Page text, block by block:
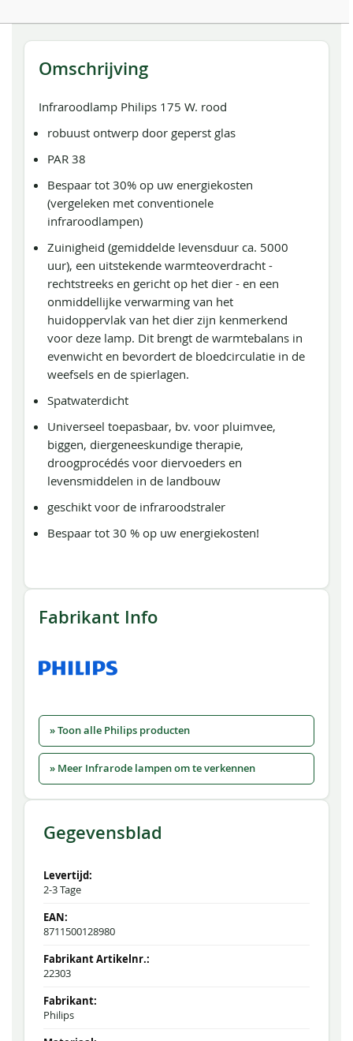
Omschrijving
Infraroodlamp Philips 175 W. rood
robuust ontwerp door geperst glas
PAR 38
Bespaar tot 30% op uw energiekosten
(vergeleken met conventionele
infraroodlampen)
Zuinigheid (gemiddelde levensduur ca. 5000
uur), een uitstekende warmteoverdracht -
rechtstreeks en gericht op het dier - en een
onmiddellijke verwarming van het
huidoppervlak van het dier zijn kenmerkend
voor deze lamp. Dit brengt de warmtebalans in
evenwicht en bevordert de bloedcirculatie in de
weefsels en de spierlagen.
Spatwaterdicht
Universeel toepasbaar, bv. voor pluimvee,
biggen, diergeneeskundige therapie,
droogprocédés voor diervoeders en
levensmiddelen in de landbouw
geschikt voor de infraroodstraler
Bespaar tot 30 % op uw energiekosten!
Fabrikant Info
» Toon alle Philips producten
» Meer Infrarode lampen om te verkennen
Gegevensblad
2-3 Tage
8711500128980
22303
Philips